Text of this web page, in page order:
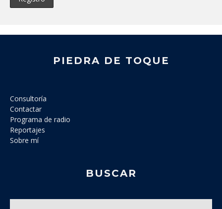
PIEDRA DE TOQUE
Consultoría
Contactar
Programa de radio
Reportajes
Sobre mí
BUSCAR